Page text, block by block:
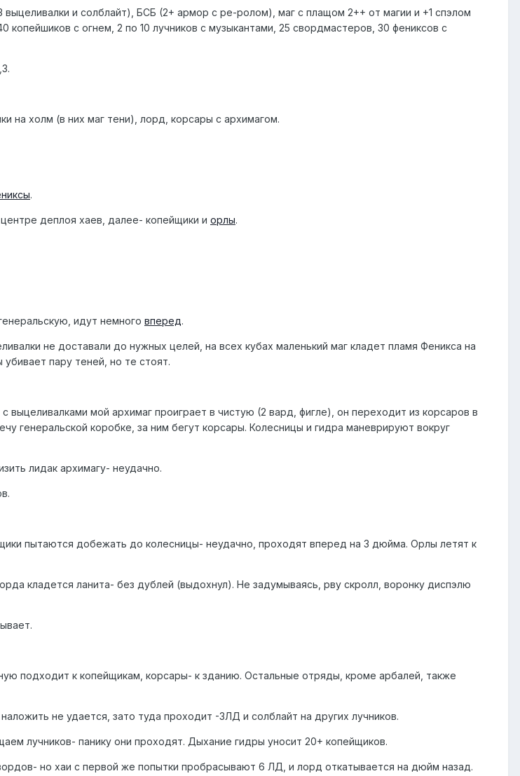
выцеливалки и солблайт), БСБ (2+ армор с ре-ролом), маг с плащом 2++ от магии и +1 спэлом
копейшиков с огнем, 2 по 10 лучников с музыкантами, 25 свордмастеров, 30 фениксов с
на холм (в них маг тени), лорд, корсары с архимагом.
.
деплоя хаев, далее- копейщики и орлы.
идут немного вперед.
не доставали до нужных целей, на всех кубах маленький маг кладет пламя Феникса на
пару теней, но те стоят.
выцеливалками мой архимаг проиграет в чистую (2 вард, фигле), он переходит из корсаров в
генеральской коробке, за ним бегут корсары. Колесницы и гидра маневрируют вокруг
лидак архимагу- неудачно.
пытаются добежать до колесницы- неудачно, проходят вперед на 3 дюйма. Орлы летят к
кладется ланита- без дублей (выдохнул). Не задумываясь, рву скролл, воронку диспэлю
подходит к копейщикам, корсары- к зданию. Остальные отряды, кроме арбалей, также
не удается, зато туда проходит -3ЛД и солблайт на других лучников.
лучников- панику они проходят. Дыхание гидры уносит 20+ копейщиков.
но хаи с первой же попытки пробрасывают 6 ЛД, и лорд откатывается на дюйм назад.